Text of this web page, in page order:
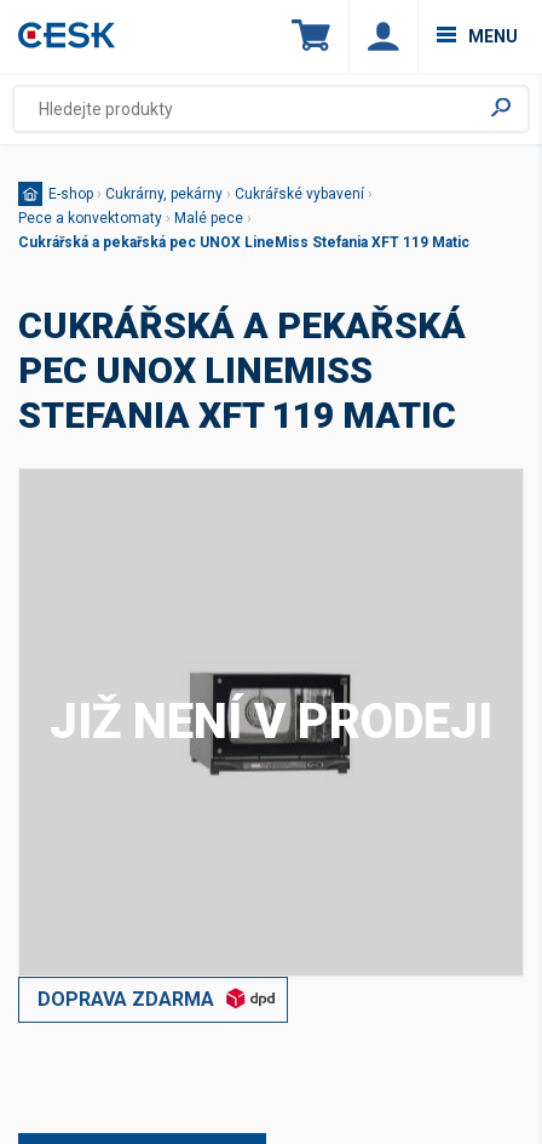
MENU
E-shop › Cukrárny, pekárny › Cukrářské vybavení ›
Pece a konvektomaty › Malé pece ›
Cukrářská a pekařská pec UNOX LineMiss Stefania XFT 119 Matic
CUKRÁŘSKÁ A PEKAŘSKÁ
PEC UNOX LINEMISS
STEFANIA XFT 119 MATIC
JIŽ NENÍ V PRODEJI
DOPRAVA ZDARMA